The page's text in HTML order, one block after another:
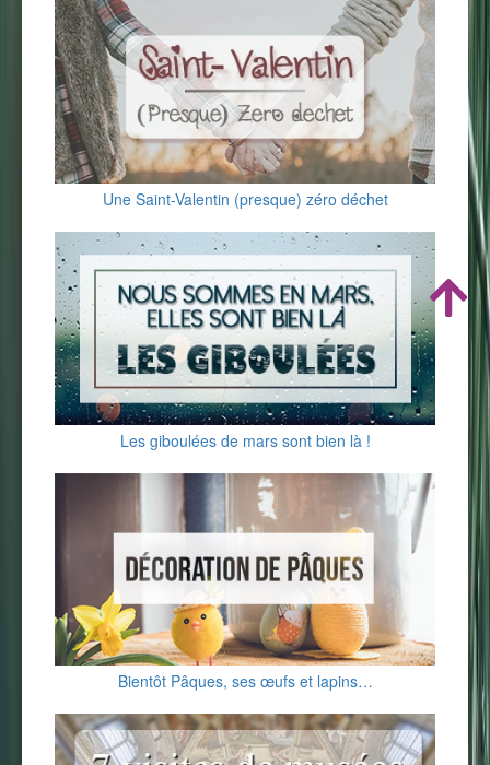
Une Saint-Valentin (presque) zéro déchet
Les giboulées de mars sont bien là !
Bientôt Pâques, ses œufs et lapins…